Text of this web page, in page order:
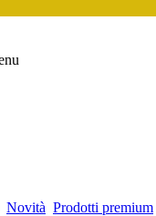
Novità Prodotti premium